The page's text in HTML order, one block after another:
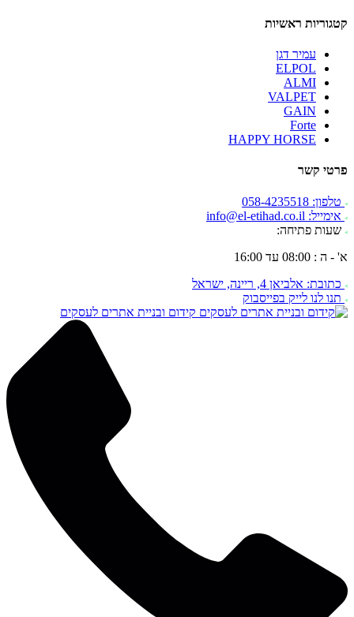
קטגוריות ראשיות
עמיר דגן
ELPOL
ALMI
VALPET
GAIN
Forte
HAPPY HORSE
פרטי קשר
טלפון: 058-4235518
אימייל: info@el-etihad.co.il
שעות פתיחה:
א' - ה : 08:00 עד 16:00
כתובת: אלביאן 4, ריינה, ישראל
תנו לנו לייק בפייסבוק
קידום ובניית אתרים לעסקים